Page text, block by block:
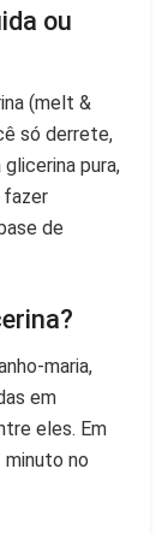
ou
(melt &
só derrete,
pura,
fazer
de
maria,
em
eles. Em
no